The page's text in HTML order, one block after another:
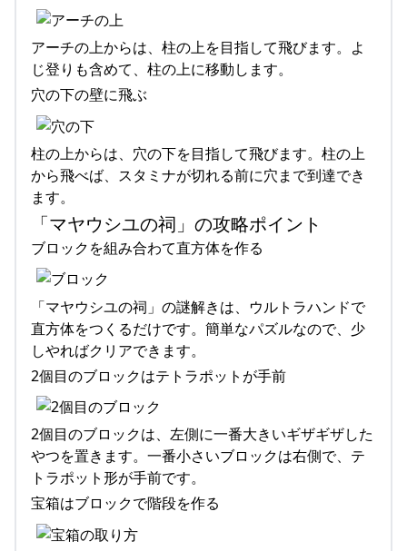
アーチの上からは、柱の上を目指して飛びます。よ
じ登りも含めて、柱の上に移動します。
穴の下の壁に飛ぶ
柱の上からは、穴の下を目指して飛びます。柱の上
から飛べば、スタミナが切れる前に穴まで到達でき
ます。
「マヤウシユの祠」の攻略ポイント
ブロックを組み合わて直方体を作る
「マヤウシユの祠」の謎解きは、ウルトラハンドで
直方体をつくるだけです。簡単なパズルなので、少
しやればクリアできます。
2個目のブロックはテトラポットが手前
2個目のブロックは、左側に一番大きいギザギザした
やつを置きます。一番小さいブロックは右側で、テ
トラポット形が手前です。
宝箱はブロックで階段を作る